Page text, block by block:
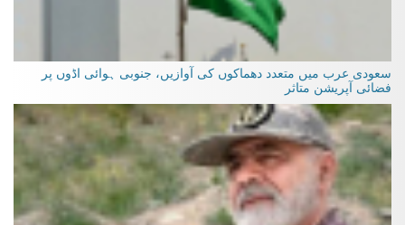
سعودی عرب میں متعدد دھماکوں کی آوازیں، جنوبی ہوائی اڈوں پر
فضائی آپریشن متاثر